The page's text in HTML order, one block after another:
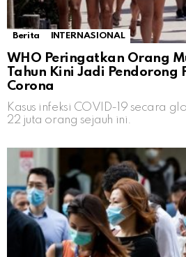
Berita INTERNASIONAL
WHO Peringatkan Orang
Tahun Kini Jadi Pendorong
Corona
Kasus infeksi COVID-19 secara
22 juta orang sejauh ini.